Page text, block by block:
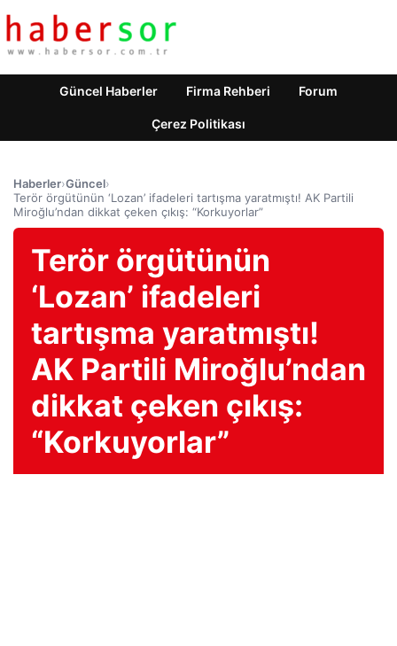
Güncel Haberler Firma Rehberi Forum
Çerez Politikası
Haberler›Güncel›
Terör örgütünün ‘Lozan’ ifadeleri tartışma yaratmıştı! AK Partili
Miroğlu’ndan dikkat çeken çıkış: “Korkuyorlar”
Terör örgütünün
‘Lozan’ ifadeleri
tartışma yaratmıştı!
AK Partili Miroğlu’ndan
dikkat çeken çıkış:
“Korkuyorlar”